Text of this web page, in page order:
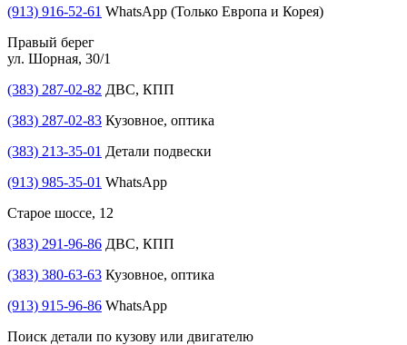
(913) 916-52-61 WhatsApp (Только Европа и Корея)
Правый берег
ул. Шорная, 30/1
(383) 287-02-82 ДВС, КПП
(383) 287-02-83 Кузовное, оптика
(383) 213-35-01 Детали подвески
(913) 985-35-01 WhatsApp
Старое шоссе, 12
(383) 291-96-86 ДВС, КПП
(383) 380-63-63 Кузовное, оптика
(913) 915-96-86 WhatsApp
Поиск детали по кузову или двигателю